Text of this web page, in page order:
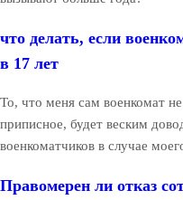
что делать, если
в 17 лет
То, что меня сам военкомат
приписное, будет веским
военкоматчиков в случае
Правомерен ли отказ